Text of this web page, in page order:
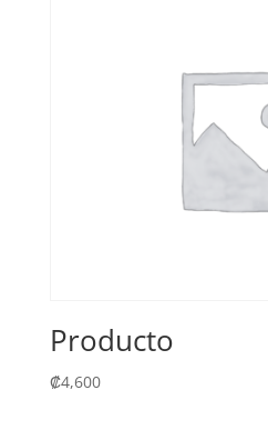
Producto
₡4,600